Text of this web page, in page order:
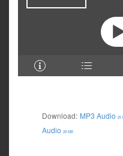
Download: MP3 Audio 25
Audio 28 MB